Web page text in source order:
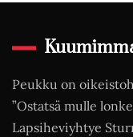
Peukku on
”Ostatsä mulle
Lapsiheviyhtye